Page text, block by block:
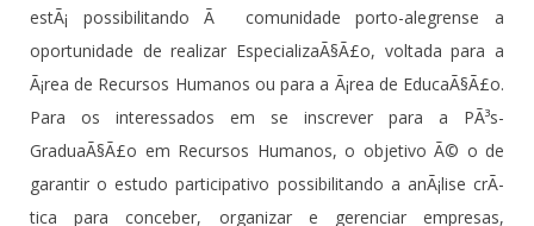
estÃ¡ possibilitando Ã comunidade porto-alegrense a
oportunidade de realizar EspecializaÃ§Ã£o, voltada para a
Ã¡rea de Recursos Humanos ou para a Ã¡rea de EducaÃ§Ã£o.
Para os interessados em se inscrever para a PÃ³s-
GraduaÃ§Ã£o em Recursos Humanos, o objetivo Ã© o de
garantir o estudo participativo possibilitando a anÃ¡lise crÃ­
tica para conceber, organizar e gerenciar empresas,